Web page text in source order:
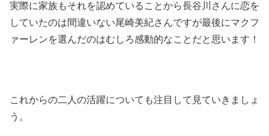
実際に家族もそれを認めていることから長谷川さんに恋を
していたのは間違いない尾崎美紀さんですが最後にマクフ
ァーレンを選んだのはむしろ感動的なことだと思います！
これからの二人の活躍についても注目して見ていきましょ
う。